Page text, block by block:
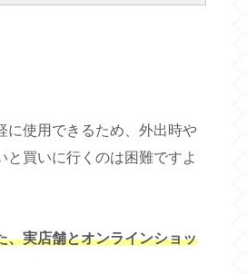
に使用できるため、外出時や
買いに行くのは困難ですよ
、実店舗とオンラインショッ